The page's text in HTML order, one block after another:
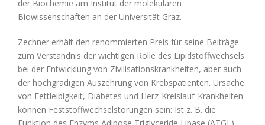
der Biochemie am Institut der molekularen
Biowissenschaften an der Universität Graz.
Zechner erhält den renommierten Preis für seine Beiträge
zum Verständnis der wichtigen Rolle des Lipidstoffwechsels
bei der Entwicklung von Zivilisationskrankheiten, aber auch
der hochgradigen Auszehrung von Krebspatienten. Ursache
von Fettleibigkeit, Diabetes und Herz-Kreislauf-Krankheiten
können Feststoffwechselstörungen sein: Ist z. B. die
Funktion des Enzyms Adipose Triglyceride Lipase (ATGL)